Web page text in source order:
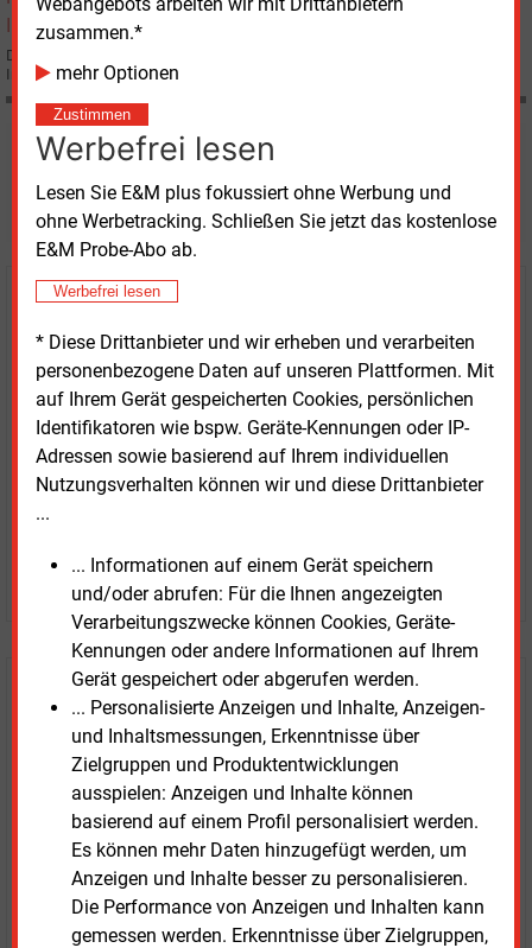
zusammen.*
mehr Optionen
Zustimmen
Werbefrei lesen
Lesen Sie E&M plus fokussiert ohne Werbung und
ohne Werbetracking. Schließen Sie jetzt das kostenlose
E&M Probe-Abo ab.
Werbefrei lesen
* Diese Drittanbieter und wir erheben und verarbeiten
personenbezogene Daten auf unseren Plattformen. Mit
auf Ihrem Gerät gespeicherten Cookies, persönlichen
Identifikatoren wie bspw. Geräte-Kennungen oder IP-
Adressen sowie basierend auf Ihrem individuellen
Nutzungsverhalten können wir und diese Drittanbieter
...
... Informationen auf einem Gerät speichern
und/oder abrufen: Für die Ihnen angezeigten
Verarbeitungszwecke können Cookies, Geräte-
Kennungen oder andere Informationen auf Ihrem
Gerät gespeichert oder abgerufen werden.
... Personalisierte Anzeigen und Inhalte, Anzeigen-
und Inhaltsmessungen, Erkenntnisse über
Zielgruppen und Produktentwicklungen
ausspielen: Anzeigen und Inhalte können
basierend auf einem Profil personalisiert werden.
Es können mehr Daten hinzugefügt werden, um
Anzeigen und Inhalte besser zu personalisieren.
Die Performance von Anzeigen und Inhalten kann
gemessen werden. Erkenntnisse über Zielgruppen,
Der Aufsichtsrat der Salzburg AG hat mit 139,3 Mio. Euro das größte
Investitionsbudget in der Unternehmensgeschichte verabschiedet.
Möchten Sie diese und
weitere Nachrichten lesen?
Kaufen Sie den Artikel
erhalten Sie sofort diesen redaktionellen Beitrag für
nur € 2.98
JETZT ARTIKEL KAUFEN
Testen SieE&M
kostenlos und
unverbindlich
Zwei Wochen kostenfreier Zugang
Zugang auf stündlich aktualisierte Nachrichten mit
Prognose- und Marktdaten
+ einmal täglich E&M daily
+ zwei Ausgaben der Zeitung E&M
ohne automatische Verlängerung